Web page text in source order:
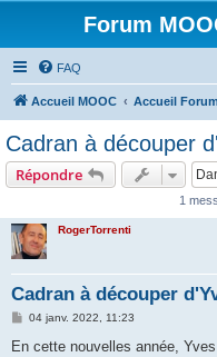
Forum
FAQ
Accueil MOOC Accueil Forum
Cadran à découper
Répondre
1
RogerTorrenti
Cadran à découper
M
s
04 janv. 2022, 11:23
En cette nouvelles année,